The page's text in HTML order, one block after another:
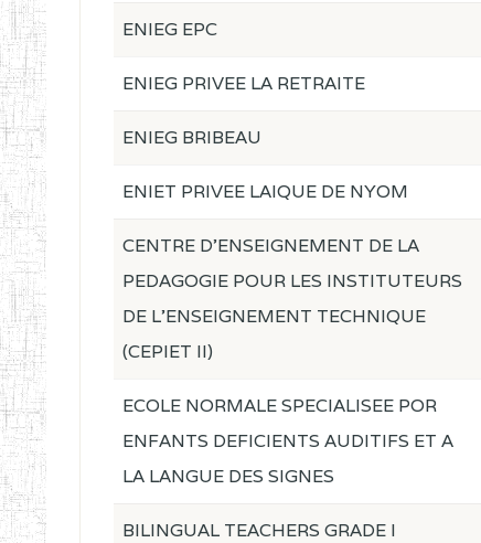
ENIEG EPC
ENIEG PRIVEE LA RETRAITE
ENIEG BRIBEAU
ENIET PRIVEE LAIQUE DE NYOM
CENTRE D'ENSEIGNEMENT DE LA
PEDAGOGIE POUR LES INSTITUTEURS
DE L'ENSEIGNEMENT TECHNIQUE
(CEPIET II)
ECOLE NORMALE SPECIALISEE POR
ENFANTS DEFICIENTS AUDITIFS ET A
LA LANGUE DES SIGNES
BILINGUAL TEACHERS GRADE I